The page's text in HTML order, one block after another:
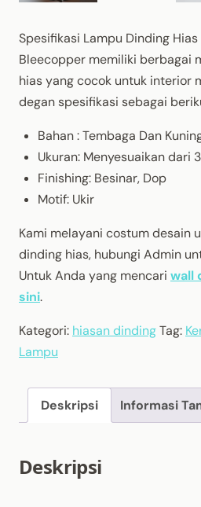
Spesifikasi Lampu Dinding Hias
Bleecopper memiliki berbagai
hias yang cocok untuk interior
degan spesifikasi sebagai
Bahan : Tembaga Dan
Ukuran: Menyesuaikan dari
Finishing: Besinar, Dop
Motif: Ukir
Kami melayani costum desain
dinding hias, hubungi Admin
Untuk Anda yang mencari wall
sini.
Kategori: hiasan dindingTag:
Lampu
Deskripsi Informasi
Deskripsi